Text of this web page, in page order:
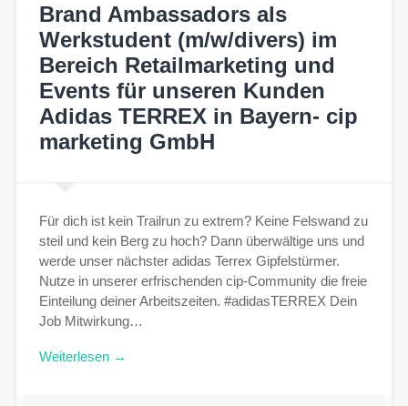
Brand Ambassadors als
Werkstudent (m/w/divers) im
Bereich Retailmarketing und
Events für unseren Kunden
Adidas TERREX in Bayern- cip
marketing GmbH
Für dich ist kein Trailrun zu extrem? Keine Felswand zu
steil und kein Berg zu hoch? Dann überwältige uns und
werde unser nächster adidas Terrex Gipfelstürmer.
Nutze in unserer erfrischenden cip-Community die freie
Einteilung deiner Arbeitszeiten. #adidasTERREX Dein
Job Mitwirkung…
Weiterlesen →